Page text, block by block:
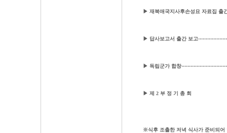
▶ 재북애국지사후손성묘 자료집 출간보고
▶ 답사보고서 출간 보고
▶ 독립군가 합창
▶ 제 2 부 정 기 총 회
※식후 조촐한 저녁 식사가 준비되어